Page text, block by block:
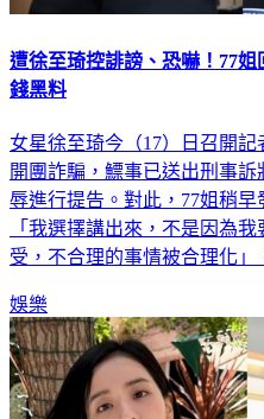
遭徐至琦控誹謗、恐嚇！77
錢黑料
女星徐至琦今（17）日召開
開團詐騙，鰾事已送出刑事
辱進行提告。對此，77姐稍
「我選擇講出來，不是因為
受，不合理的事情被合理化」
娛樂